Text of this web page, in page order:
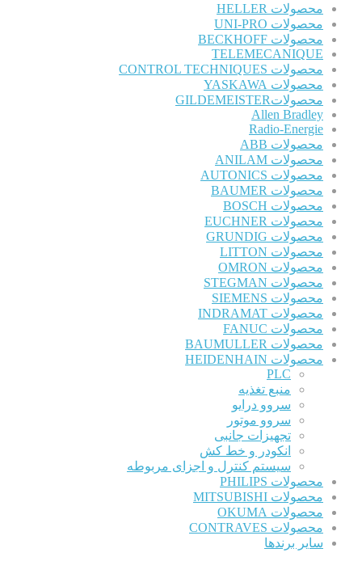
محصولات HELLER
محصولات UNI-PRO
محصولات BECKHOFF
TELEMECANIQUE
محصولات CONTROL TECHNIQUES
محصولات YASKAWA
محصولاتGILDEMEISTER
Allen Bradley
Radio-Energie
محصولات ABB
محصولات ANILAM
محصولات AUTONICS
محصولات BAUMER
محصولات BOSCH
محصولات EUCHNER
محصولات GRUNDIG
محصولات LITTON
محصولات OMRON
محصولات STEGMAN
محصولات SIEMENS
محصولات INDRAMAT
محصولات FANUC
محصولات BAUMULLER
محصولات HEIDENHAIN
PLC
منبع تغذیه
سروو درایو
سروو موتور
تجهیزات جانبی
انکودر و خط کش
سیستم کنترل و اجزای مربوطه
محصولات PHILIPS
محصولات MITSUBISHI
محصولات OKUMA
محصولات CONTRAVES
سایر برندها